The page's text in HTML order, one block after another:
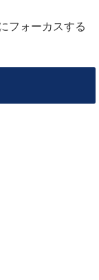
フォーカスする